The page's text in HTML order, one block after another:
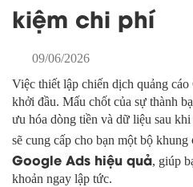
kiệm chi phí
09/06/2026
Việc thiết lập chiến dịch quảng
khởi đầu. Mấu chốt của sự thành
ưu hóa dòng tiền và dữ liệu sau
sẽ cung cấp cho bạn một bộ khung
Google Ads hiệu quả, giúp
khoản ngay lập tức.